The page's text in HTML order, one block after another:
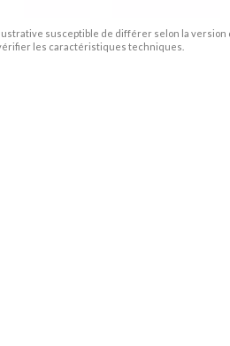
susceptible de différer selon la
les caractéristiques techniques.